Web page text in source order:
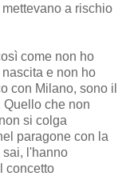
a rischio
come non ho
e non ho
con Milano, sono il
Quello che non
si colga
paragone con la
sai, l'hanno
concetto